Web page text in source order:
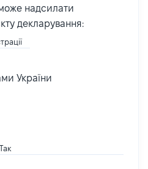
надсилати
декларування:
України
Так